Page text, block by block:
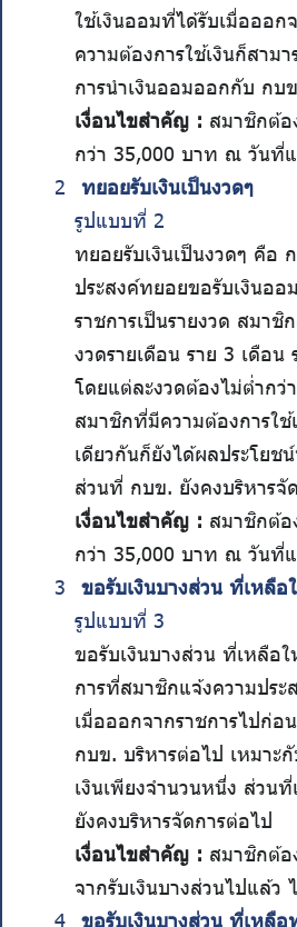
ใช้เงินออมที่ได้รับเมื่อออก
ความต้องการใช้เงินก็สาม
การนำเงินออมออกกับ กบ
เงื่อนไขสำคัญ : สมาชิกต้อ
กว่า 35,000 บาท ณ วันที่
ทยอยรับเงินเป็นงวดๆ
รูปแบบที่ 2
ทยอยรับเงินเป็นงวดๆ คือ
ประสงค์ทยอยขอรับเงินออ
ราชการเป็นรายงวด สมาชิ
งวดรายเดือน ราย 3 เดือน
โดยแต่ละงวดต้องไม่ต่ำกว่
สมาชิกที่มีความต้องการใ
เดียวกันก็ยังได้ผลประโยช
ส่วนที่ กบข. ยังคงบริหารจั
เงื่อนไขสำคัญ : สมาชิกต้อ
กว่า 35,000 บาท ณ วันที่
ขอรับเงินบางส่วน ที่เหลื
รูปแบบที่ 3
ขอรับเงินบางส่วน ที่เหลือ
การที่สมาชิกแจ้งความประ
เมื่อออกจากราชการไปก่
กบข. บริหารต่อไป เหมาะ
เงินเพียงจำนวนหนึ่ง ส่วน
ยังคงบริหารจัดการต่อไป
เงื่อนไขสำคัญ : สมาชิกต้อ
จากรับเงินบางส่วนไปแล้ว
ขอรับเงินบางส่วน ที่เหลือ